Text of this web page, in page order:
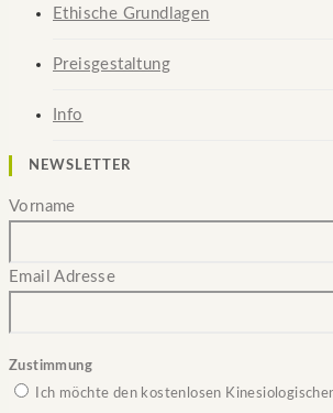
Ethische Grundlagen
Preisgestaltung
Info
NEWSLETTER
Vorname
Email Adresse
Zustimmung
Ich möchte den kostenlosen